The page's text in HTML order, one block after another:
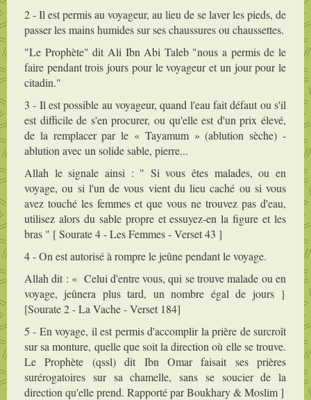
2 - Il est permis au voyageur, au lieu de se laver les pieds, de
passer les mains humides sur ses chaussures ou chaussettes.
"Le Prophète" dit Ali Ibn Abi Taleb "nous a permis de le
faire pendant trois jours pour le voyageur et un jour pour le
citadin."
3 - Il est possible au voyageur, quand l'eau fait défaut ou s'il
est difficile de s'en procurer, ou qu'elle est d'un prix élevé,
de la remplacer par le « Tayamum » (ablution sèche) -
ablution avec un solide sable, pierre...
Allah le signale ainsi : " Si vous êtes malades, ou en
voyage, ou si l'un de vous vient du lieu caché ou si vous
avez touché les femmes et que vous ne trouvez pas d'eau,
utilisez alors du sable propre et essuyez-en la figure et les
bras " [ Sourate 4 - Les Femmes - Verset 43 ]
4 - On est autorisé à rompre le jeûne pendant le voyage.
Allah dit : « Celui d'entre vous, qui se trouve malade ou en
voyage, jeûnera plus tard, un nombre égal de jours }
[Sourate 2 - La Vache - Verset 184]
5 - En voyage, il est permis d'accomplir la prière de surcroît
sur sa monture, quelle que soit la direction où elle se trouve.
Le Prophète (qssl) dit Ibn Omar faisait ses prières
surérogatoires sur sa chamelle, sans se soucier de la
direction qu'elle prend. Rapporté par Boukhary & Moslim ]